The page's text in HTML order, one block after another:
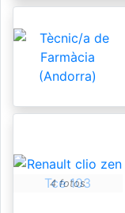
4 fotos